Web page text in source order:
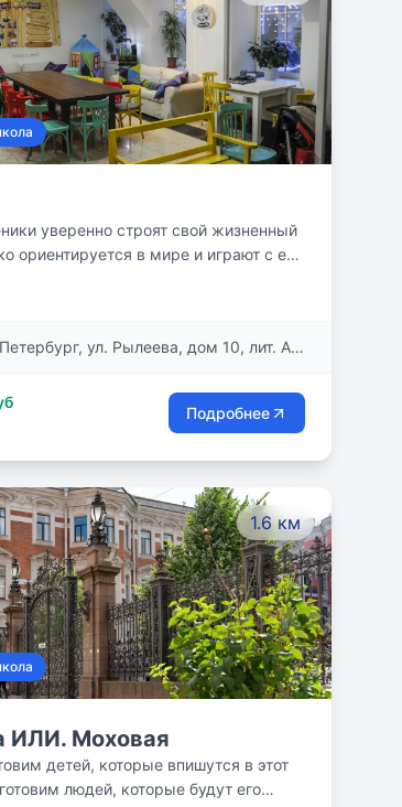
уверенно строят свой жизненный
ориентируется в мире и играют с его
встречами, общением, играми и
ул. Рылеева, дом 10, лит. А,
Подробнее
1.6 км
ИЛИ. Моховая
детей, которые впишутся в этот
людей, которые будут его